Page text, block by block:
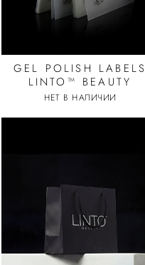
GEL POLISH LABELS
LINTO™ BEAUTY
НЕТ В НАЛИЧИИ